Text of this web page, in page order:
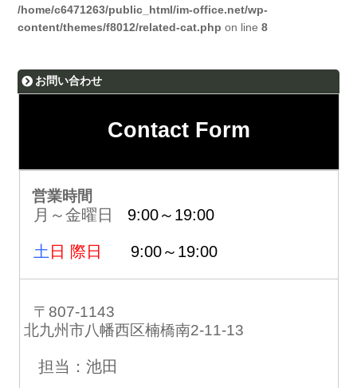
/home/c6471263/public_html/im-office.net/wp-
content/themes/f8012/related-cat.php on line8
お問い合わせ
Contact Form
営業時間
月～金曜日 9:00～19:00
土 日 際日 9:00～19:00
〒807-1143
北九州市八幡西区楠橋南2-11-13
担当：池田